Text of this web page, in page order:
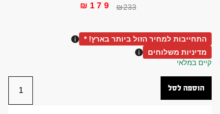
₪233
₪ 179
התחייבות למחיר הזול ביותר בארץ! *
מדיניות משלוחים
קיים במלאי
הוספה לסל